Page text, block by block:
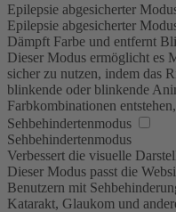
Epilepsie abgesicherter
Epilepsie abgesicherter
Dämpft Farbe und entfernt
Dieser Modus ermöglicht es
sicher zu nutzen, indem das
blinkende oder blinkende
Farbkombinationen
Sehbehindertenmodus
Sehbehindertenmodus
Verbessert die visuelle
Dieser Modus passt die
Benutzern mit
Katarakt, Glaukom und